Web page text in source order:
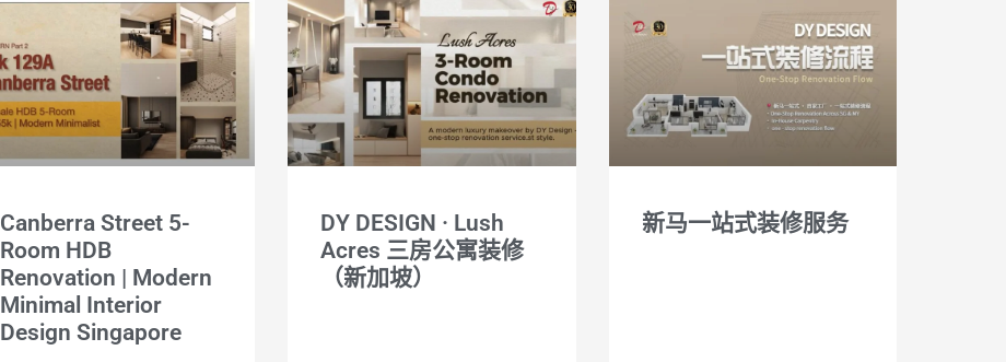
Canberra Street 5-
Room HDB
Renovation | Modern
Minimal Interior
Design Singapore
DY DESIGN · Lush
Acres 三房公寓装修
（新加坡）
新马一站式装修服务